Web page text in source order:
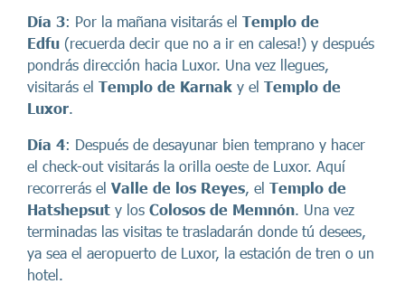
Día 3: Por la mañana visitarás el Templo de
Edfu (recuerda decir que no a ir en calesa!) y después
pondrás dirección hacia Luxor. Una vez llegues,
visitarás el Templo de Karnak y el Templo de
Luxor
Día 4: Después de desayunar bien temprano y hacer
el check-out visitarás la orilla oeste de Luxor. Aquí
recorrerás el Valle de los Reyes , el Templo de
Hatshepsut y los Colosos de Memnón . Una vez
terminadas las visitas te trasladarán donde tú desees,
ya sea el aeropuerto de Luxor, la estación de tren o un
hotel.